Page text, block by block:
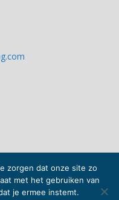
zorgen dat onze site zo
met het gebruiken van
je ermee instemt.